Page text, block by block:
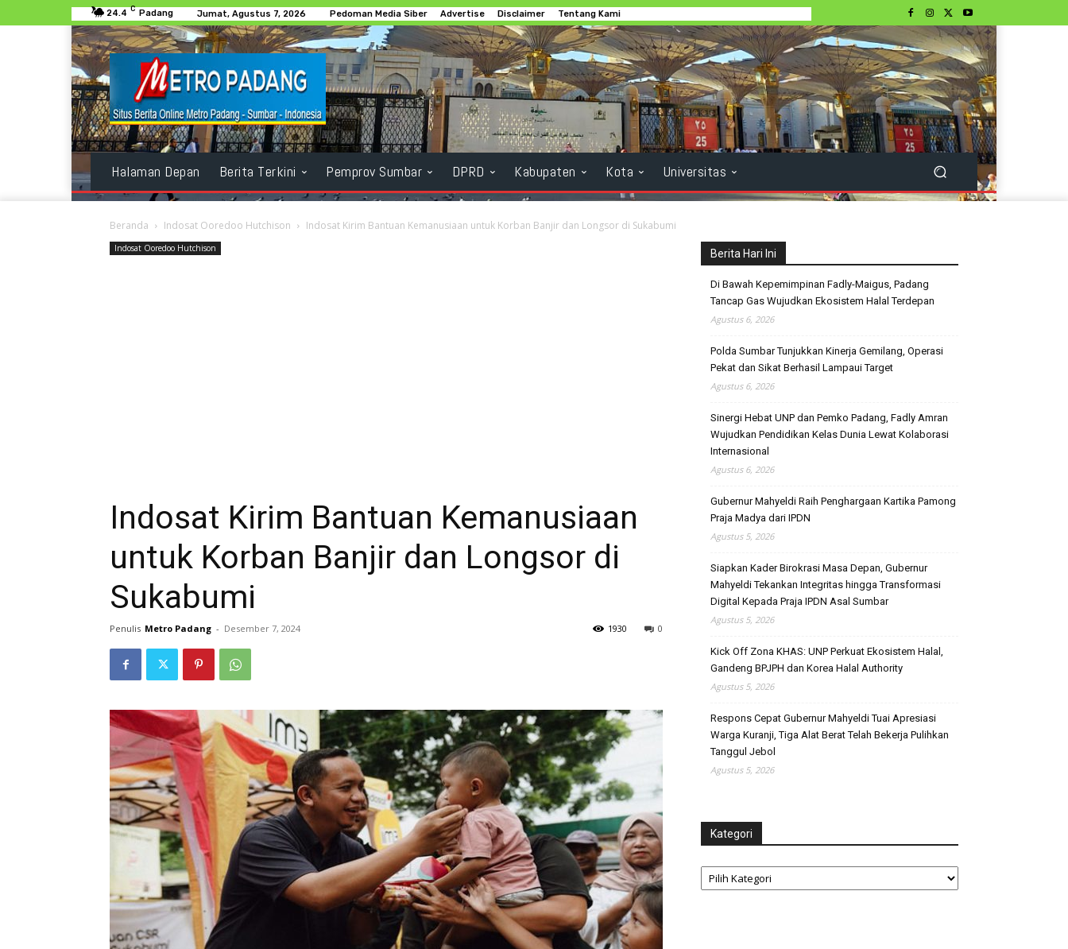
24.4 C Padang Jumat, Agustus 7, 2026 Pedoman Media Siber Advertise Disclaimer Tentang Kami
Halaman Depan Berita Terkini Pemprov Sumbar DPRD Kabupaten Kota Universitas
Beranda Indosat Ooredoo Hutchison Indosat Kirim Bantuan Kemanusiaan untuk Korban Banjir dan Longsor di Sukabumi
Indosat Ooredoo Hutchison
Indosat Kirim Bantuan Kemanusiaan
untuk Korban Banjir dan Longsor di
Sukabumi
Penulis Metro Padang - Desember 7, 2024 0
1930
Berita Hari Ini
Di Bawah Kepemimpinan Fadly-Maigus, Padang
Tancap Gas Wujudkan Ekosistem Halal Terdepan
Agustus 6, 2026
Polda Sumbar Tunjukkan Kinerja Gemilang, Operasi
Pekat dan Sikat Berhasil Lampaui Target
Agustus 6, 2026
Sinergi Hebat UNP dan Pemko Padang, Fadly Amran
Wujudkan Pendidikan Kelas Dunia Lewat Kolaborasi
Internasional
Agustus 6, 2026
Gubernur Mahyeldi Raih Penghargaan Kartika Pamong
Praja Madya dari IPDN
Agustus 5, 2026
Siapkan Kader Birokrasi Masa Depan, Gubernur
Mahyeldi Tekankan Integritas hingga Transformasi
Digital Kepada Praja IPDN Asal Sumbar
Agustus 5, 2026
Kick Off Zona KHAS: UNP Perkuat Ekosistem Halal,
Gandeng BPJPH dan Korea Halal Authority
Agustus 5, 2026
Respons Cepat Gubernur Mahyeldi Tuai Apresiasi
Warga Kuranji, Tiga Alat Berat Telah Bekerja Pulihkan
Tanggul Jebol
Agustus 5, 2026
Kategori
Kategori